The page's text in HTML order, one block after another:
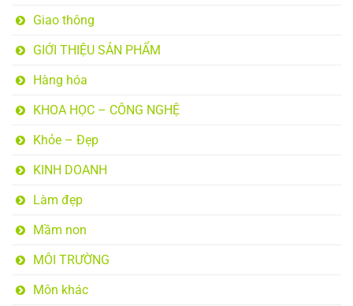
Giao thông
GIỚI THIỆU SẢN PHẨM
Hàng hóa
KHOA HỌC – CÔNG NGHỆ
Khỏe – Đẹp
KINH DOANH
Làm đẹp
Mầm non
MÔI TRƯỜNG
Môn khác